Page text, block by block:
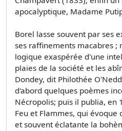
apocalyptique, Madame
Borel lasse souvent par ses
ses raffinements macabres ;
logique exaspérée d'une
plaies de la société et les
Dondey, dit Philothée
d'abord quelques poèmes
Nécropolis; puis il publia, en
Feu et Flammes, qui
et souvent éclatante la